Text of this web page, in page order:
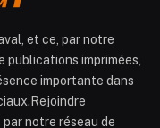
et ce, par notre
imprimées,
importante dans
par notre réseau de